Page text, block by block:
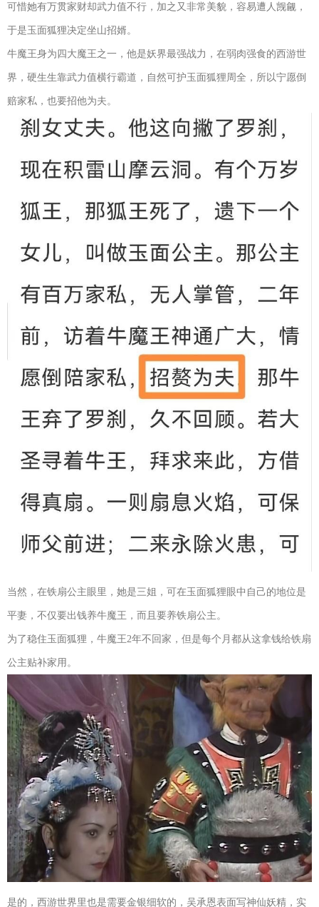
可惜她有万贯家财却武力值不行，加之又非常美貌，容易遭人觊觎，
于是玉面狐狸决定坐山招婿。
牛魔王身为四大魔王之一，他是妖界最强战力，在弱肉强食的西游世
界，硬生生靠武力值横行霸道，自然可护玉面狐狸周全，所以宁愿倒
赔家私，也要招他为夫。
当然，在铁扇公主眼里，她是三姐，可在玉面狐狸眼中自己的地位是
平妻，不仅要出钱养牛魔王，而且要养铁扇公主。
为了稳住玉面狐狸，牛魔王2年不回家，但是每个月都从这拿钱给铁扇
公主贴补家用。
是的，西游世界里也是需要金银细软的，吴承恩表面写神仙妖精，实